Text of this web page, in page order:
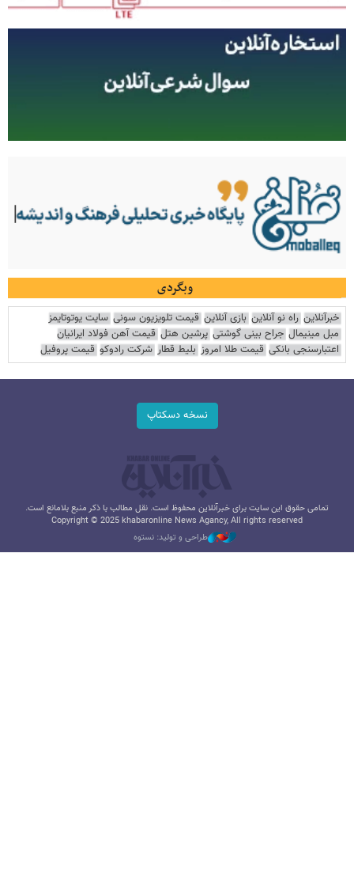
وبگردی
خبرآنلاین راه نو آنلاین بازی آنلاین قیمت تلویزیون سونی سایت یوتوتایمز
مبل مینیمال جراح بینی گوشتی پرشین هتل قیمت آهن فولاد ایرانیان
اعتبارسنجی بانکی قیمت طلا امروز بلیط قطار شرکت رادوکو قیمت پروفیل
نسخه دسکتاپ
تمامی حقوق این سایت برای خبرآنلاین محفوظ است. نقل مطالب با ذکر منبع بلامانع است.
Copyright © 2025 khabaronline News Agancy, All rights reserved
طراحی و تولید: نستوه